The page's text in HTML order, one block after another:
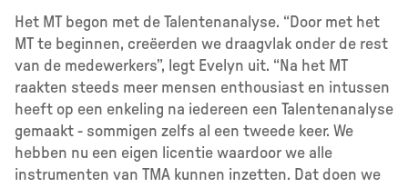
Het MT begon met de Talentenanalyse. “Door met het
MT te beginnen, creëerden we draagvlak onder de rest
van de medewerkers”, legt Evelyn uit. “Na het MT
raakten steeds meer mensen enthousiast en intussen
heeft op een enkeling na iedereen een Talentenanalyse
gemaakt - sommigen zelfs al een tweede keer. We
hebben nu een eigen licentie waardoor we alle
instrumenten van TMA kunnen inzetten. Dat doen we